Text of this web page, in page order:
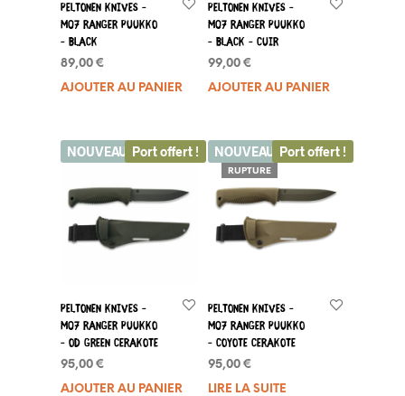
Peltonen Knives –
M07 Ranger Puukko
– Black
89,00€
AJOUTER AU PANIER
Peltonen Knives –
M07 Ranger Puukko
– Black – Cuir
99,00€
AJOUTER AU PANIER
NOUVEAU Port offert !
Peltonen Knives –
M07 Ranger Puukko
– OD Green Cerakote
95,00€
AJOUTER AU PANIER
RUPTURE
NOUVEAU Port offert !
Peltonen Knives –
M07 Ranger Puukko
– Coyote Cerakote
95,00€
LIRE LA SUITE